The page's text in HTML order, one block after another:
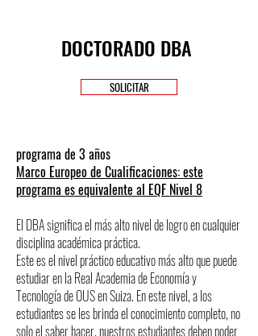
DOCTORADO DBA
SOLICITAR
programa de 3 años
Marco Europeo de Cualificaciones: este
programa es equivalente al EQF Nivel 8
El DBA significa el más alto nivel de logro en cualquier
disciplina académica práctica.
Este es el nivel práctico educativo más alto que puede
estudiar en la Real Academia de Economía y
Tecnología de OUS en Suiza. En este nivel, a los
estudiantes se les brinda el conocimiento completo, no
solo el saber hacer, nuestros estudiantes deben poder